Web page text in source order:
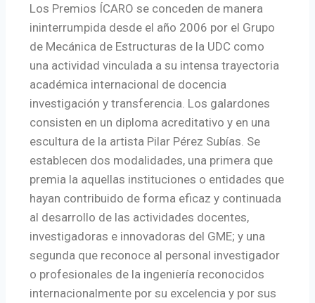
Los Premios ÍCARO se conceden de manera
ininterrumpida desde el año 2006 por el Grupo
de Mecánica de Estructuras de la UDC como
una actividad vinculada a su intensa trayectoria
académica internacional de docencia
investigación y transferencia. Los galardones
consisten en un diploma acreditativo y en una
escultura de la artista Pilar Pérez Subías. Se
establecen dos modalidades, una primera que
premia la aquellas instituciones o entidades que
hayan contribuido de forma eficaz y continuada
al desarrollo de las actividades docentes,
investigadoras e innovadoras del GME; y una
segunda que reconoce al personal investigador
o profesionales de la ingeniería reconocidos
internacionalmente por su excelencia y por sus